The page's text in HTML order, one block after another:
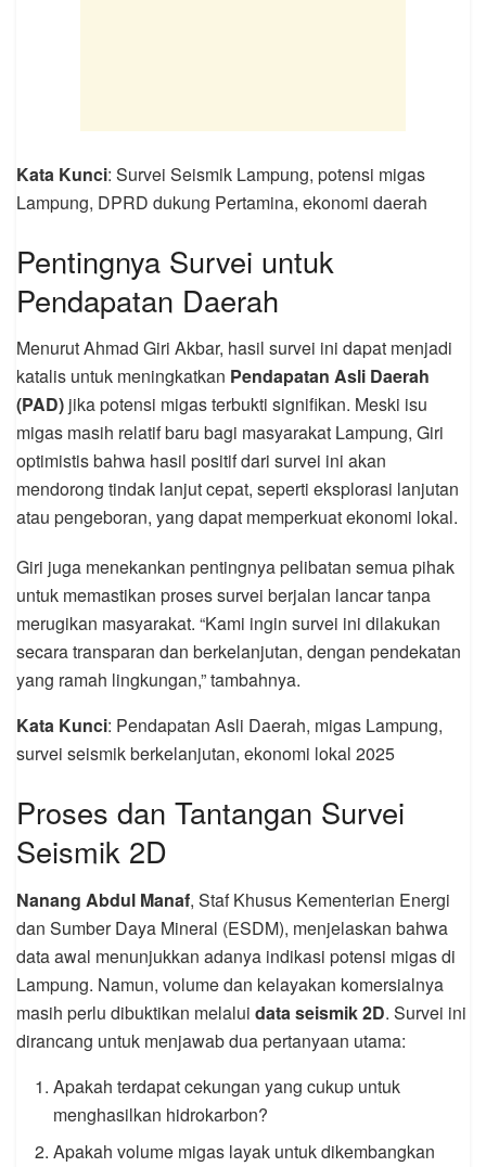
Kata Kunci: Survei Seismik Lampung, potensi migas
Lampung, DPRD dukung Pertamina, ekonomi daerah
Pentingnya Survei untuk
Pendapatan Daerah
Menurut Ahmad Giri Akbar, hasil survei ini dapat menjadi
katalis untuk meningkatkan Pendapatan Asli Daerah
(PAD) jika potensi migas terbukti signifikan. Meski isu
migas masih relatif baru bagi masyarakat Lampung, Giri
optimistis bahwa hasil positif dari survei ini akan
mendorong tindak lanjut cepat, seperti eksplorasi lanjutan
atau pengeboran, yang dapat memperkuat ekonomi lokal.
Giri juga menekankan pentingnya pelibatan semua pihak
untuk memastikan proses survei berjalan lancar tanpa
merugikan masyarakat. “Kami ingin survei ini dilakukan
secara transparan dan berkelanjutan, dengan pendekatan
yang ramah lingkungan,” tambahnya.
Kata Kunci: Pendapatan Asli Daerah, migas Lampung,
survei seismik berkelanjutan, ekonomi lokal 2025
Proses dan Tantangan Survei
Seismik 2D
Nanang Abdul Manaf, Staf Khusus Kementerian Energi
dan Sumber Daya Mineral (ESDM), menjelaskan bahwa
data awal menunjukkan adanya indikasi potensi migas di
Lampung. Namun, volume dan kelayakan komersialnya
masih perlu dibuktikan melalui data seismik 2D. Survei ini
dirancang untuk menjawab dua pertanyaan utama:
Apakah terdapat cekungan yang cukup untuk
menghasilkan hidrokarbon?
Apakah volume migas layak untuk dikembangkan